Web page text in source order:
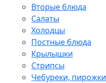
Вторые блюда
Салаты
Холодцы
Постные блюда
Крылышки
Стрипсы
Чебуреки, пирожки